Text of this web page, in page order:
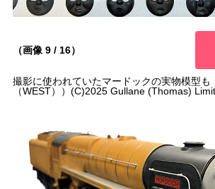
（画像 9 / 16）
撮影に使われていたマードックの実物模型も
（WEST））(C)2025 Gullane (Thomas)